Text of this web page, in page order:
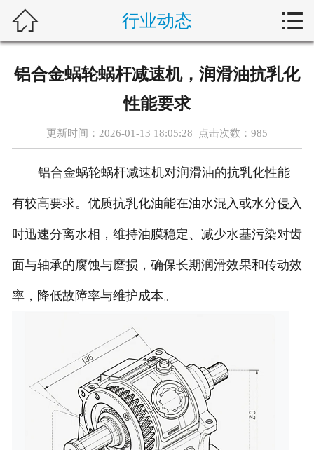
藤仓产品
合作产品
服务案例
关于我们
联系我们
 行业动态 
铝合金蜗轮蜗杆减速机，润滑油抗乳化
性能要求
更新时间：2026-01-13 18:05:28 点击次数： 985
铝合金蜗轮蜗杆减速机对润滑油的抗乳化性能
有较高要求。优质抗乳化油能在油水混入或水分侵入
时迅速分离水相，维持油膜稳定、减少水基污染对齿
面与轴承的腐蚀与磨损，确保长期润滑效果和传动效
率，降低故障率与维护成本。